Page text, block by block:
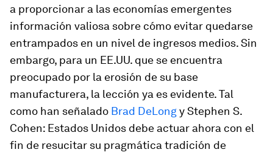
a proporcionar a las economías emergentes
información valiosa sobre cómo evitar quedarse
entrampados en un nivel de ingresos medios. Sin
embargo, para un EE.UU. que se encuentra
preocupado por la erosión de su base
manufacturera, la lección ya es evidente. Tal
como han señalado Brad DeLongy Stephen S.
Cohen: Estados Unidos debe actuar ahora con el
fin de resucitar su pragmática tradición de